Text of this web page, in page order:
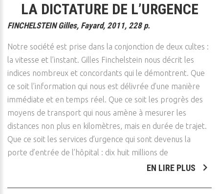
LA DICTATURE DE L’URGENCE
FINCHELSTEIN Gilles, Fayard, 2011, 228 p.
Notre société est prise dans la conjonction de deux cultes :
la vitesse et l’instant. Gilles Finchelstein nous décrit les
indices nombreux et concordants qui le démontrent. Que
ce soit l’information qui nous est délivrée d’une manière
immédiate et en temps réel. Que ce soit les progrès des
moyens de transport qui nous amène à mesurer les
distances non plus en kilomètres, mais en durée de trajet.
Que ce soit les services d’urgence qui sont devenus la
porte d’entrée de l’hôpital : dix huit millions de
EN LIRE PLUS